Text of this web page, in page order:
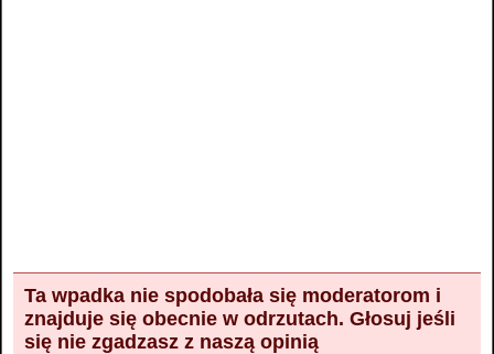
Ta wpadka nie spodobała się moderatorom i
znajduje się obecnie w odrzutach. Głosuj jeśli
się nie zgadzasz z naszą opinią